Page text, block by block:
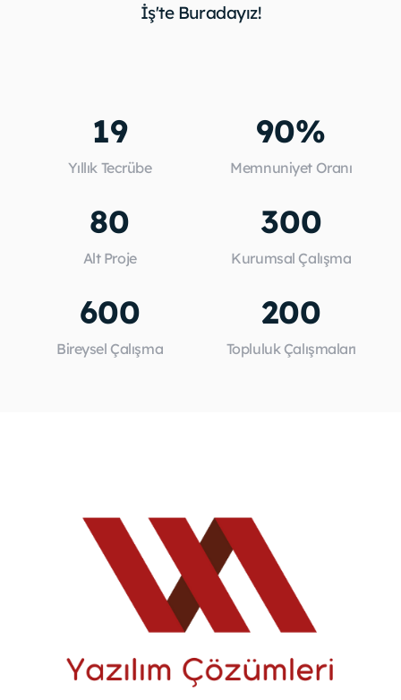
İş'te Buradayız!
19
Yıllık Tecrübe
90%
Memnuniyet Oranı
80
Alt Proje
300
Kurumsal Çalışma
600
Bireysel Çalışma
200
Topluluk Çalışmaları